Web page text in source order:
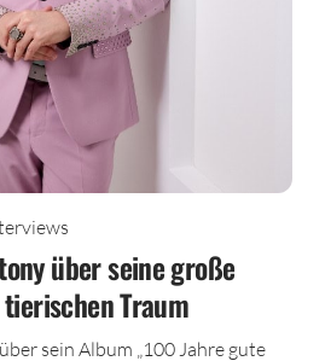
über seine große
Traum
sein Album „100 Jahre gute